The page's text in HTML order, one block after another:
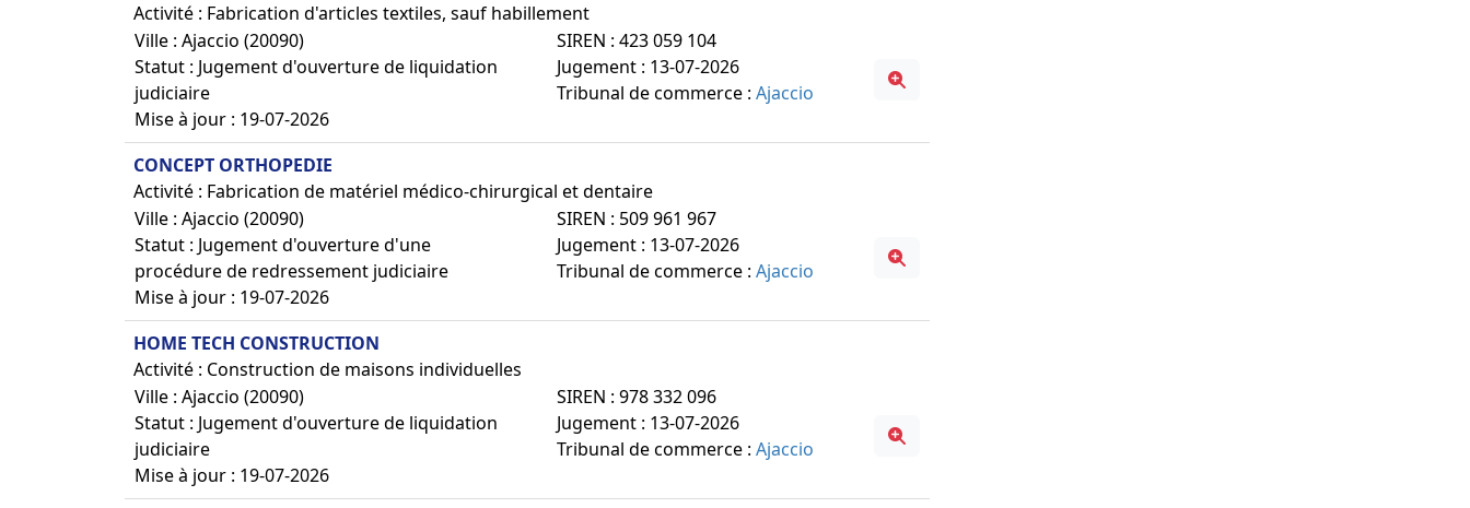
Activité : Fabrication d'articles textiles, sauf habillement
Ville : Ajaccio (20090)
Statut : Jugement d'ouverture de liquidation
judiciaire
Mise à jour : 19-07-2026
SIREN : 423 059 104
Jugement : 13-07-2026
Tribunal de commerce : Ajaccio
CONCEPT ORTHOPEDIE
Activité : Fabrication de matériel médico-chirurgical et dentaire
Ville : Ajaccio (20090)
Statut : Jugement d'ouverture d'une
procédure de redressement judiciaire
Mise à jour : 19-07-2026
SIREN : 509 961 967
Jugement : 13-07-2026
Tribunal de commerce : Ajaccio
HOME TECH CONSTRUCTION
Activité : Construction de maisons individuelles
Ville : Ajaccio (20090)
Statut : Jugement d'ouverture de liquidation
judiciaire
Mise à jour : 19-07-2026
SIREN : 978 332 096
Jugement : 13-07-2026
Tribunal de commerce : Ajaccio